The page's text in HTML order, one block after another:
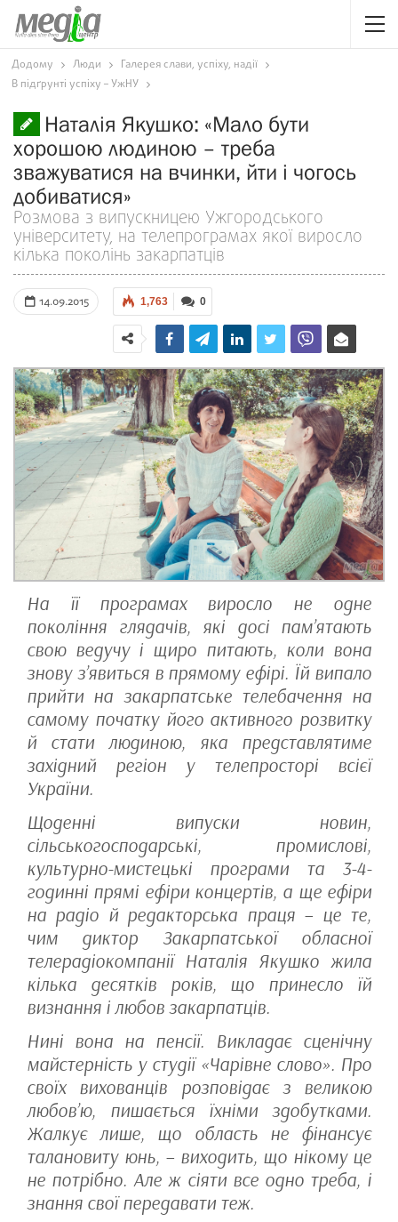
Додому Люди
Галерея слави, успіху, надії
В підґрунті успіху – УжНУ
Наталія Якушко: «Мало бути
хорошою людиною – треба
зважуватися на вчинки, йти і чогось
добиватися»
Розмова з випускницею Ужгородського
університету, на телепрограмах якої виросло
кілька поколінь закарпатців
14.09.2015 0
1,763
На її програмах виросло не одне
покоління глядачів, які досі пам’ятають
свою ведучу і щиро питають, коли вона
знову з’явиться в прямому ефірі. Їй випало
прийти на закарпатське телебачення на
самому початку його активного розвитку
й стати людиною, яка представлятиме
західний регіон у телепросторі всієї
України.
Щоденні випуски новин,
сільськогосподарські, промислові,
культурно-мистецькі програми та 3-4-
годинні прямі ефіри концертів, а ще ефіри
на радіо й редакторська праця – це те,
чим диктор Закарпатської обласної
телерадіокомпанії Наталія Якушко жила
кілька десятків років, що принесло їй
визнання і любов закарпатців.
Нині вона на пенсії. Викладає сценічну
майстерність у студії «Чарівне слово». Про
своїх вихованців розповідає з великою
любов’ю, пишається їхніми здобутками.
Жалкує лише, що область не фінансує
талановиту юнь, – виходить, що нікому це
не потрібно. Але ж сіяти все одно треба, і
знання свої передавати теж.